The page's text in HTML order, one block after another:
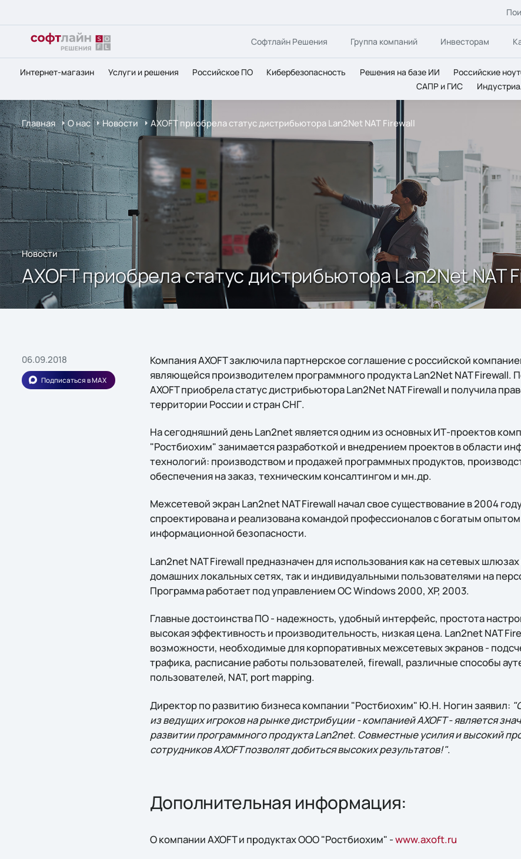
Софтлайн Решения Группа компаний Инвесторам
Интернет-магазин Услуги и решения Российское ПО Кибербезопасность Решения на базе ИИ Российские
САПР и ГИС
Главная О нас Новости AXOFT приобрела статус дистрибьютора Lan2Net NAT Firewall
Новости
AXOFT приобрела статус дистрибьютора Lan2Net NAT
06.09.2018
Подписаться в MAX
Компания AXOFT заключила партнерское соглашение с российской
являющейся производителем программного продукта Lan2Net NAT Firewall.
AXOFT приобрела статус дистрибьютора Lan2Net NAT Firewall и получила
территории России и стран СНГ.
На сегодняшний день Lan2net является одним из основных ИТ-проектов
"Ростбиохим" занимается разработкой и внедрением проектов в области
технологий: производством и продажей программных продуктов,
обеспечения на заказ, техническим консалтингом и мн.др.
Межсетевой экран Lan2net NAT Firewall начал свое существование в 2004
спроектирована и реализована командой профессионалов с богатым
информационной безопасности.
Lan2net NAT Firewall предназначен для использования как на сетевых
домашних локальных сетях, так и индивидуальными пользователями на
Программа работает под управлением ОС Windows 2000, XP, 2003.
Главные достоинства ПО - надежность, удобный интерфейс, простота
высокая эффективность и производительность, низкая цена. Lan2net NAT
возможности, необходимые для корпоративных межсетевых экранов -
трафика, расписание работы пользователей, firewall, различные способы
пользователей, NAT, port mapping.
Директор по развитию бизнеса компании "Ростбиохим" Ю.Н. Ногин заявил:
из ведущих игроков на рынке дистрибуции - компанией AXOFT - является
развитии программного продукта Lan2net. Совместные усилия и высокий
сотрудников AXOFT позволят добиться высоких результатов!".
Дополнительная информация:
О компании AXOFT и продуктах ООО "Ростбиохим" -www.axoft.ru